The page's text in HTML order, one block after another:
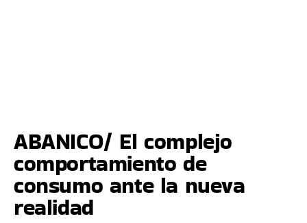
ABANICO/ El complejo
comportamiento de
consumo ante la nueva
realidad